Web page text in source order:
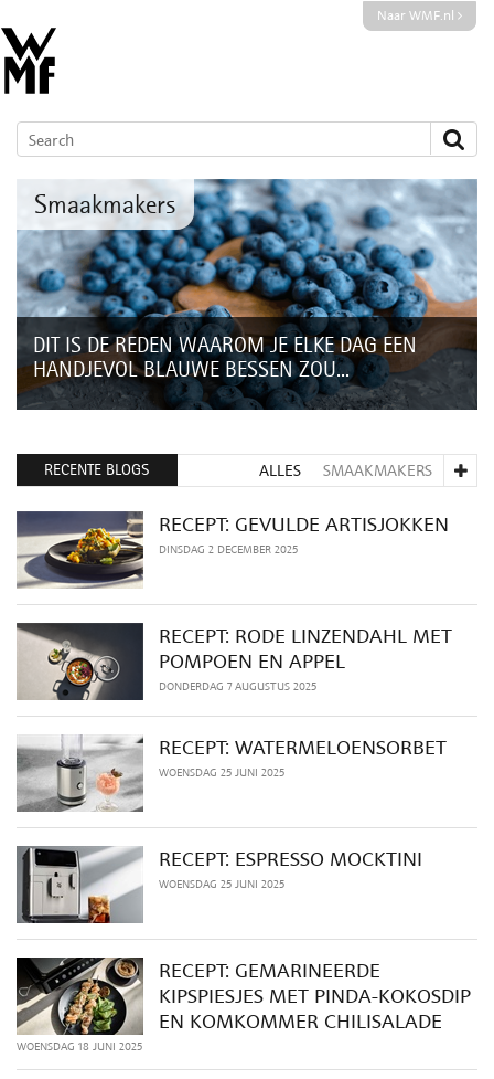
Naar WMF.nl
DIT IS DE REDEN WAAROM JE ELKE DAG EEN
HANDJEVOL BLAUWE BESSEN ZOU...
Dat je voldoende groente en fruit moet eten om de nodige
Smaakmakers
RECENTE BLOGS ALLES SMAAKMAKERS
RECEPT: GEVULDE ARTISJOKKEN
DINSDAG 2 DECEMBER 2025
RECEPT: RODE LINZENDAHL MET
POMPOEN EN APPEL
DONDERDAG 7 AUGUSTUS 2025
RECEPT: WATERMELOENSORBET
WOENSDAG 25 JUNI 2025
RECEPT: ESPRESSO MOCKTINI
WOENSDAG 25 JUNI 2025
RECEPT: GEMARINEERDE
KIPSPIESJES MET PINDA-KOKOSDIP
EN KOMKOMMER CHILISALADE
WOENSDAG 18 JUNI 2025